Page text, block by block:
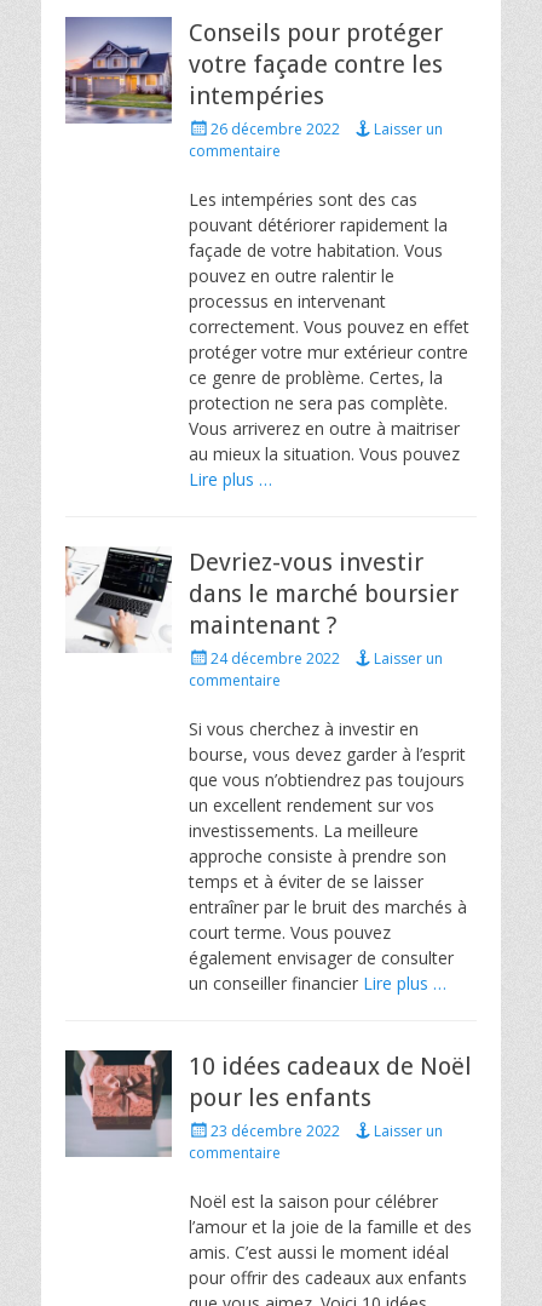
Conseils pour protéger
votre façade contre les
intempéries
Posted
on
26 décembre 2022
Laisser un
commentaire
Les intempéries sont des cas
pouvant détériorer rapidement la
façade de votre habitation. Vous
pouvez en outre ralentir le
processus en intervenant
correctement. Vous pouvez en effet
protéger votre mur extérieur contre
ce genre de problème. Certes, la
protection ne sera pas complète.
Vous arriverez en outre à maitriser
au mieux la situation. Vous pouvez
Lire plus …
Devriez-vous investir
dans le marché boursier
maintenant ?
Posted
on
24 décembre 2022
Laisser un
commentaire
Si vous cherchez à investir en
bourse, vous devez garder à l’esprit
que vous n’obtiendrez pas toujours
un excellent rendement sur vos
investissements. La meilleure
approche consiste à prendre son
temps et à éviter de se laisser
entraîner par le bruit des marchés à
court terme. Vous pouvez
également envisager de consulter
un conseiller financier Lire plus …
10 idées cadeaux de Noël
pour les enfants
Posted
on
23 décembre 2022
Laisser un
commentaire
Noël est la saison pour célébrer
l’amour et la joie de la famille et des
amis. C’est aussi le moment idéal
pour offrir des cadeaux aux enfants